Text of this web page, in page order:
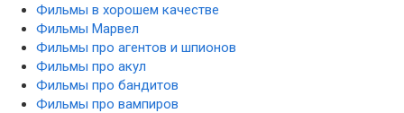
Фильмы в хорошем качестве
Фильмы Марвел
Фильмы про агентов и шпионов
Фильмы про акул
Фильмы про бандитов
Фильмы про вампиров